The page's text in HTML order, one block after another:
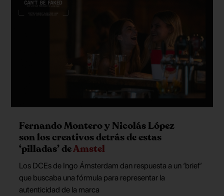
Fernando Montero y Nicolás López
son los creativos detrás de estas
‘pilladas’ deAmstel
Los DCEs de Ingo Ámsterdam dan respuesta a un ‘brief’
que buscaba una fórmula para representar la
autenticidad de la marca